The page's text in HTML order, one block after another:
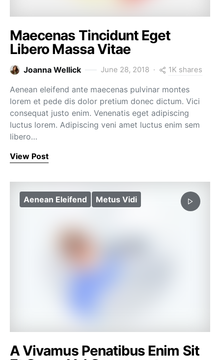
Maecenas Tincidunt Eget
Libero Massa Vitae
Joanna Wellick June 28, 2018 1K shares
Aenean eleifend ante maecenas pulvinar montes
lorem et pede dis dolor pretium donec dictum. Vici
consequat justo enim. Venenatis eget adipiscing
luctus lorem. Adipiscing veni amet luctus enim sem
libero…
View Post
Aenean Eleifend Metus Vidi
A Vivamus Penatibus Enim Sit